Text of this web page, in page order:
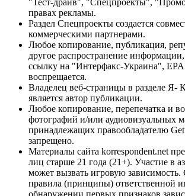
правах рекламы.
Раздел Спецпроекты создается
коммерческими партнерами.
Любое копирование, публикация,
другое распространение
ссылку на "Интерфакс-Украина", EPA
воспрещается.
Владелец веб-страницы в разделе Я-
является автор публикации.
Любое копирование, перепечатка и
фотографий и/или аудиовизуальных
принадлежащих правообладателю
запрещено.
Материалы сайта korrespondent.net
лиц старше 21 года (21+). Участие в
может вызвать игровую
правила (принципы) ответственной
обнаружении первых признаков